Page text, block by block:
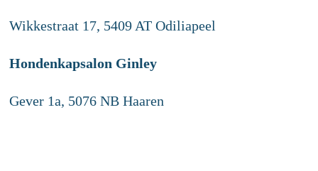
Wikkestraat 17, 5409 AT Odiliapeel
Hondenkapsalon Ginley
Gever 1a, 5076 NB Haaren